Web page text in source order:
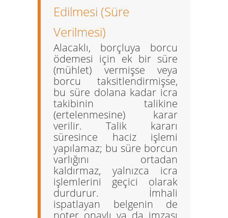
Edilmesi (Süre
Verilmesi)
Alacaklı, borçluya borcu
ödemesi için ek bir süre
(mühlet) vermişse veya
borcu taksitlendirmişse,
bu süre dolana kadar icra
takibinin talikine
(ertelenmesine) karar
verilir. Talik kararı
süresince haciz işlemi
yapılamaz; bu süre borcun
varlığını ortadan
kaldırmaz, yalnızca icra
işlemlerini geçici olarak
durdurur. İmhali
ispatlayan belgenin de
noter onaylı ya da imzası